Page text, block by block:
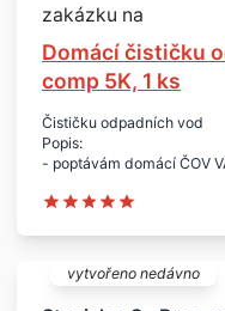
zakázku na
Domácí čističku
comp 5K, 1 ks
Čističku odpadních vod
Popis:
- poptávám domácí ČOV
Počet:
- Veletín u Sedlce-Prčice
Termín:
- říjen / listopad 2016
vytvořeno nedávno